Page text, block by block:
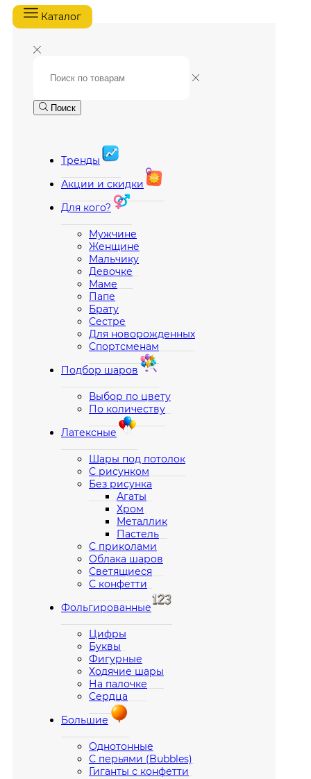
Каталог
Поиск
Тренды
Акции и скидки
Для кого?
Мужчине
Женщине
Мальчику
Девочке
Маме
Папе
Брату
Сестре
Для новорожденных
Спортсменам
Подбор шаров
Выбор по цвету
По количеству
Латексные
Шары под потолок
С рисунком
Без рисунка
Агаты
Хром
Металлик
Пастель
С приколами
Облака шаров
Светящиеся
С конфетти
Фольгированные
Цифры
Буквы
Фигурные
Ходячие шары
На палочке
Сердца
Большие
Однотонные
С перьями (Bubbles)
Гиганты с конфетти